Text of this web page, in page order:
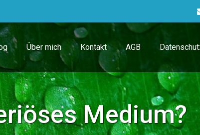
Über mich Kontakt AGB
Medium?